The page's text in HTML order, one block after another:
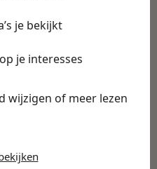
je bekijkt
je interesses
wijzigen of meer lezen
app